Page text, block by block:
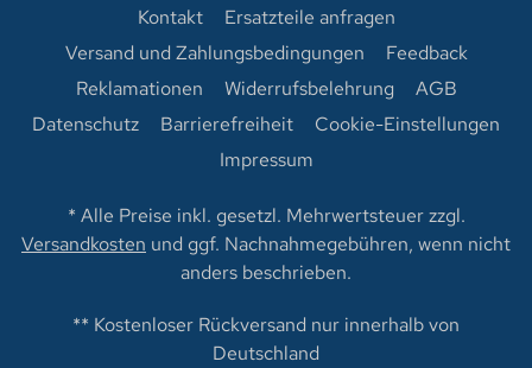
Kontakt
Ersatzteile anfragen
Versand und Zahlungsbedingungen
Feedback
Reklamationen
Widerrufsbelehrung
AGB
Datenschutz
Barrierefreiheit
Cookie-Einstellungen
Impressum
* Alle Preise inkl. gesetzl. Mehrwertsteuer zzgl.
Versandkosten und ggf. Nachnahmegebühren, wenn nicht
anders beschrieben.
** Kostenloser Rückversand nur innerhalb von
Deutschland